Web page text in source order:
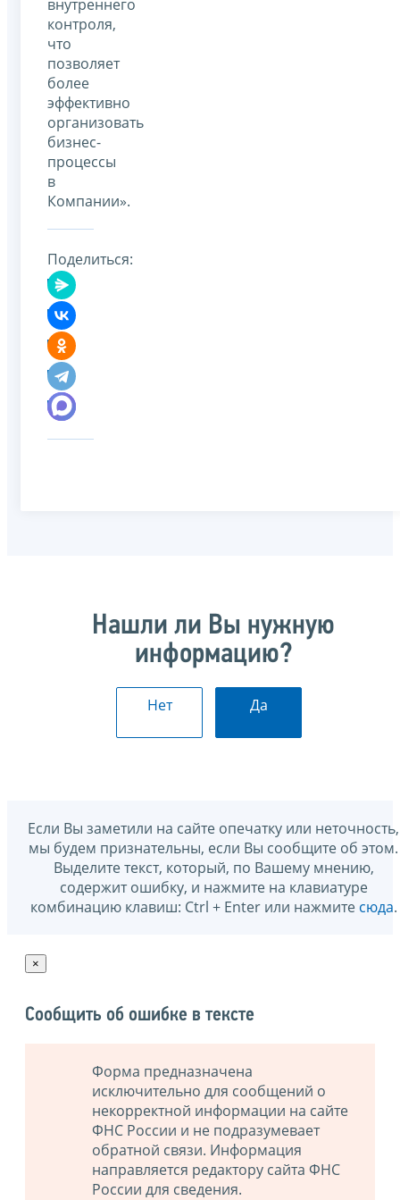
внутреннего
контроля,
что
позволяет
более
эффективно
организовать
бизнес-
процессы
в
Компании».
Поделиться:
Нашли ли Вы нужную
информацию?
Нет Да
Если Вы заметили на сайте опечатку или неточность,
мы будем признательны, если Вы сообщите об этом.
Выделите текст, который, по Вашему мнению,
содержит ошибку, и нажмите на клавиатуре
комбинацию клавиш: Ctrl + Enter или нажмите сюда.
×
Сообщить об ошибке в тексте
Форма предназначена
исключительно для сообщений о
некорректной информации на сайте
ФНС России и не подразумевает
обратной связи. Информация
направляется редактору сайта ФНС
России для сведения.